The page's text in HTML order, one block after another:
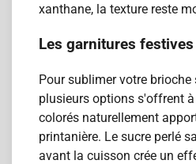
xanthane, la texture reste
Les garnitures
Pour sublimer votre brioche
plusieurs options s'offrent
colorés naturellement
printanière. Le sucre perlé
avant la cuisson crée un